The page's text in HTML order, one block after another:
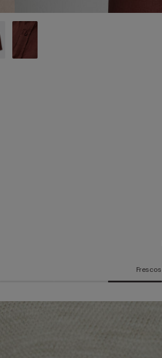
Frescos